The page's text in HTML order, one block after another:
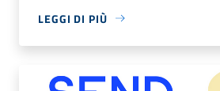
LEGGI DI PIÙ